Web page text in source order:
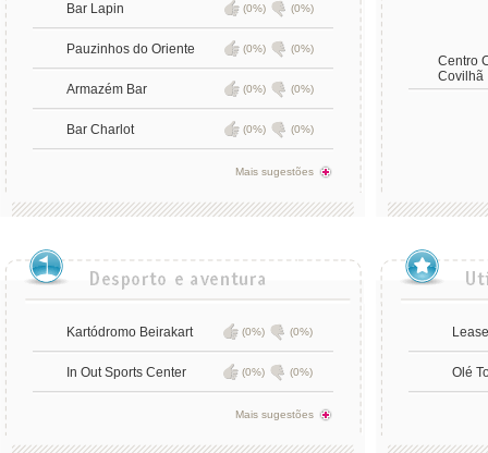
Bar Lapin (0%) (0%)
Pauzinhos do Oriente (0%) (0%)
Armazém Bar (0%) (0%)
Bar Charlot (0%) (0%)
Mais sugestões
Centro
Covilhã
Kartódromo Beirakart (0%) (0%)
In Out Sports Center (0%) (0%)
Mais sugestões
Olé